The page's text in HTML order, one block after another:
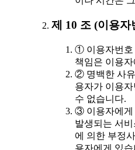
제 10 조 (이용자
① 이용자번호
책임은 이용
② 명백한 사유
용자가 이용
수 없습니다.
③ 이용자에게
발생되는 서
에 의한 부정
용자에게 있습